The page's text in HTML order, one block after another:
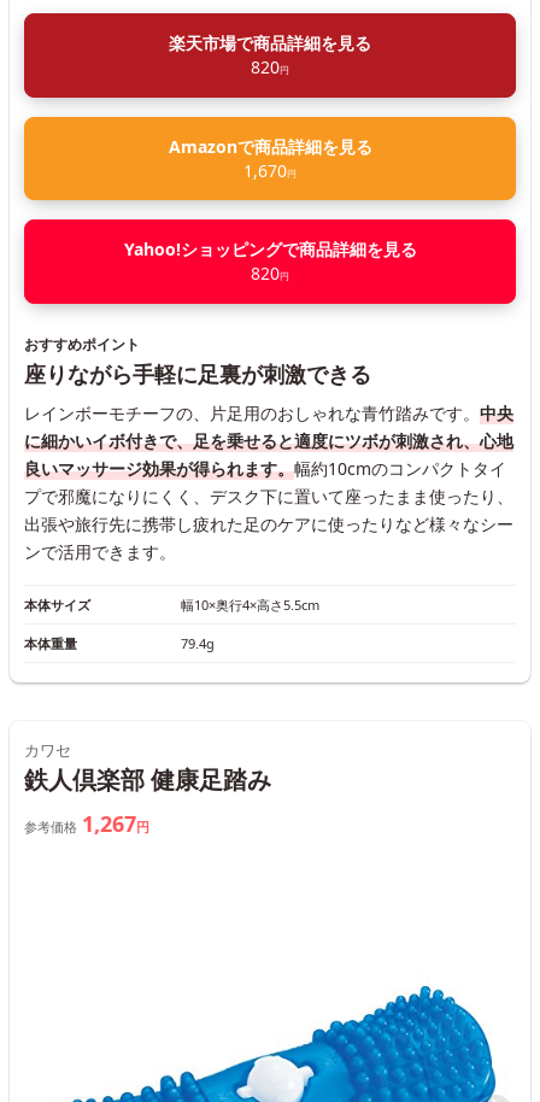
楽天市場で商品詳細を見る
820円
Amazonで商品詳細を見る
1,670円
Yahoo!ショッピングで商品詳細を見る
820円
おすすめポイント
座りながら手軽に足裏が刺激できる
レインボーモチーフの、片足用のおしゃれな青竹踏みです。 中央
に細かいイボ付きで、足を乗せると適度にツボが刺激され、心地
良いマッサージ効果が得られます。幅約10cmのコンパクトタイ
プで邪魔になりにくく、デスク下に置いて座ったまま使ったり、
出張や旅行先に携帯し疲れた足のケアに使ったりなど様々なシー
ンで活用できます。
本体サイズ 幅10×奥行4×高さ5.5cm
本体重量 79.4g
カワセ
鉄人倶楽部 健康足踏み
参考価格 1,267円